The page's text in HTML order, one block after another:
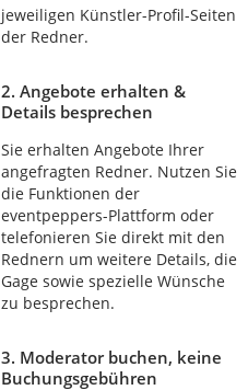
jeweiligen Künstler-Profil-Seiten
der Redner.
2. Angebote erhalten &
Details besprechen
Sie erhalten Angebote Ihrer
angefragten Redner. Nutzen Sie
die Funktionen der
eventpeppers-Plattform oder
telefonieren Sie direkt mit den
Rednern um weitere Details, die
Gage sowie spezielle Wünsche
zu besprechen.
3. Moderator buchen, keine
Buchungsgebühren